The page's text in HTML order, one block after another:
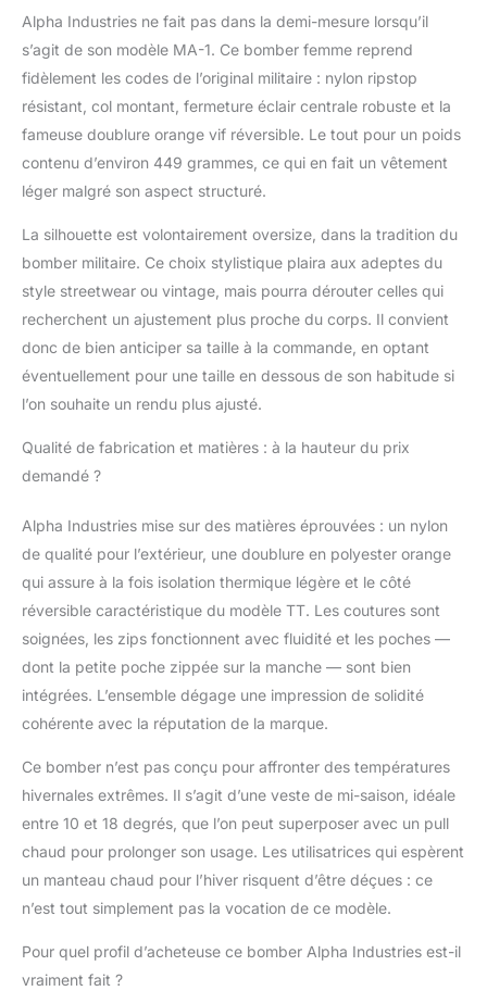
Alpha Industries ne fait pas dans la demi-mesure lorsqu’il
s’agit de son modèle MA-1. Ce bomber femme reprend
fidèlement les codes de l’original militaire : nylon ripstop
résistant, col montant, fermeture éclair centrale robuste et la
fameuse doublure orange vif réversible. Le tout pour un poids
contenu d’environ 449 grammes, ce qui en fait un vêtement
léger malgré son aspect structuré.
La silhouette est volontairement oversize, dans la tradition du
bomber militaire. Ce choix stylistique plaira aux adeptes du
style streetwear ou vintage, mais pourra dérouter celles qui
recherchent un ajustement plus proche du corps. Il convient
donc de bien anticiper sa taille à la commande, en optant
éventuellement pour une taille en dessous de son habitude si
l’on souhaite un rendu plus ajusté.
Qualité de fabrication et matières : à la hauteur du prix
demandé ?
Alpha Industries mise sur des matières éprouvées : un nylon
de qualité pour l’extérieur, une doublure en polyester orange
qui assure à la fois isolation thermique légère et le côté
réversible caractéristique du modèle TT. Les coutures sont
soignées, les zips fonctionnent avec fluidité et les poches —
dont la petite poche zippée sur la manche — sont bien
intégrées. L’ensemble dégage une impression de solidité
cohérente avec la réputation de la marque.
Ce bomber n’est pas conçu pour affronter des températures
hivernales extrêmes. Il s’agit d’une veste de mi-saison, idéale
entre 10 et 18 degrés, que l’on peut superposer avec un pull
chaud pour prolonger son usage. Les utilisatrices qui espèrent
un manteau chaud pour l’hiver risquent d’être déçues : ce
n’est tout simplement pas la vocation de ce modèle.
Pour quel profil d’acheteuse ce bomber Alpha Industries est-il
vraiment fait ?